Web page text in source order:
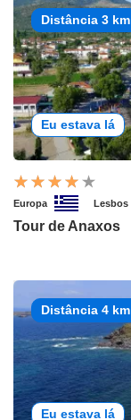
Distância 3 km
Eu estava lá
Europa Lesbos
Tour de Anaxos
Distância 4 km
Eu estava lá